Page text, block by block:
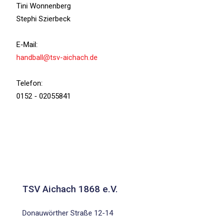
Tini Wonnenberg
Stephi Szierbeck
E-Mail:
handball@tsv-aichach.de
Telefon:
0152 - 02055841
TSV Aichach 1868 e.V.
Donauwörther Straße 12-14